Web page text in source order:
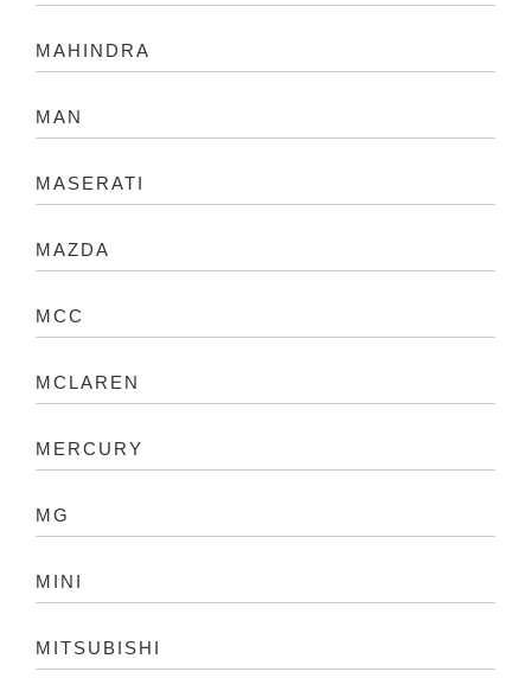
MAHINDRA
MAN
MASERATI
MAZDA
MCC
MCLAREN
MERCURY
MG
MINI
MITSUBISHI